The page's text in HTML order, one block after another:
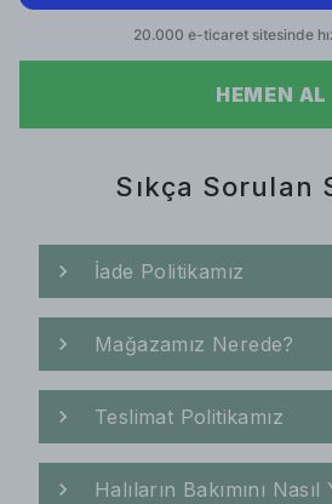
HEMEN AL
Sıkça Sorulan
İade Politikamız
Mağazamız Nerede?
Teslimat Politikamız
Halıların Bakımını Nasıl